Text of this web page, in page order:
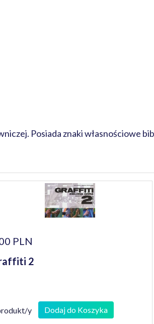
Posiada znaki własnościowe
PLN
2
y Dodaj do Koszyka